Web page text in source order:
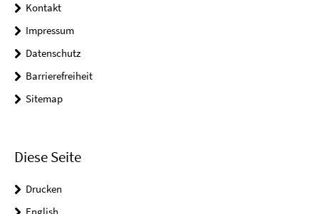
Kontakt
Impressum
Datenschutz
Barrierefreiheit
Sitemap
Diese Seite
Drucken